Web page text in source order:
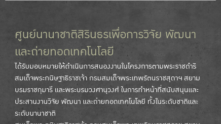
ศูนย์นานาชาติสิรินธรเพื่อการวิจัย พัฒนา
และถ่ายทอดเทคโนโลยี
ได้รับมอบหมายให้ดำเนินการสนองงานในโครงการตามพระราชดำริ
สมเด็จพระกนิษฐาธิราชเจ้า กรมสมเด็จพระเทพรัตนราชสุดาฯ สยาม
บรมราชกุมารี และพระบรมวงศานุวงศ์ ในการทำหน้าที่สนับสนุนและ
ประสานงานวิจัย พัฒนา และถ่ายทอดเทคโนโลยี ทั้งในระดับชาติและ
ระดับนานาชาติ